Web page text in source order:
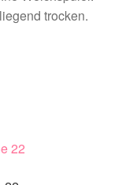
trocken.